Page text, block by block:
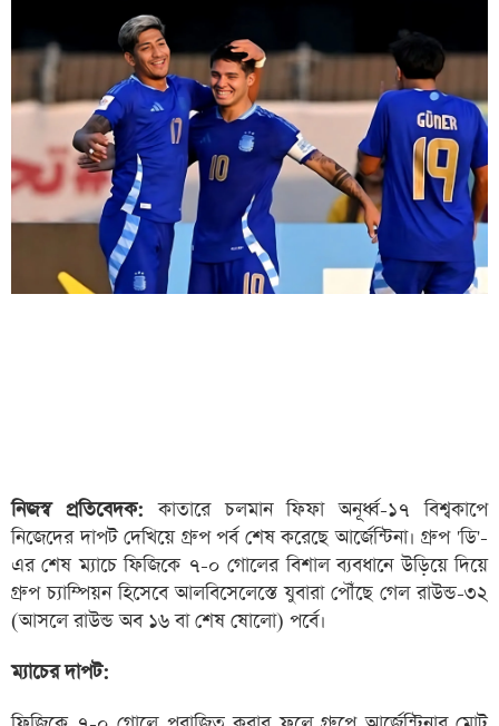
নিজস্ব প্রতিবেদক: কাতারে চলমান ফিফা অনূর্ধ্ব-১৭ বিশ্বকাপে
নিজেদের দাপট দেখিয়ে গ্রুপ পর্ব শেষ করেছে আর্জেন্টিনা। গ্রুপ 'ডি'-
এর শেষ ম্যাচে ফিজিকে ৭-০ গোলের বিশাল ব্যবধানে উড়িয়ে দিয়ে
গ্রুপ চ্যাম্পিয়ন হিসেবে আলবিসেলেস্তে যুবারা পৌঁছে গেল রাউন্ড-৩২
(আসলে রাউন্ড অব ১৬ বা শেষ ষোলো) পর্বে।
ম্যাচের দাপট: